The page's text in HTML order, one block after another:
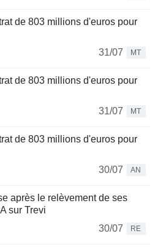
de 803 millions d'euros pour
31/07
MT
de 803 millions d'euros pour
31/07
MT
de 803 millions d'euros pour
30/07
AN
après le relèvement de ses
sur Trevi
30/07
RE